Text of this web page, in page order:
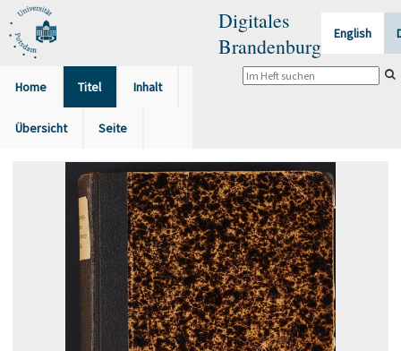
Digitales
Brandenburg
English
Home Titel Inhalt
Übersicht Seite